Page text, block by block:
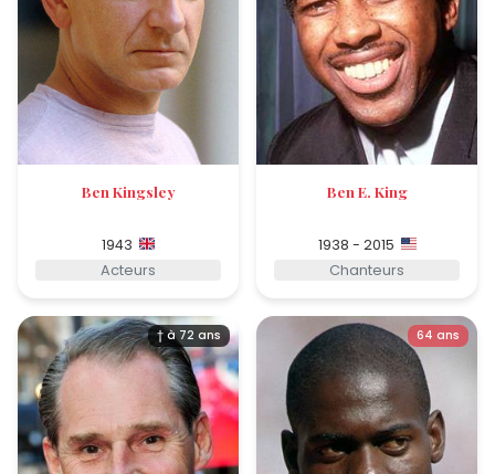
Ben Kingsley
1943
Acteurs
Ben E. King
1938 - 2015
Chanteurs
† à 72 ans 64 ans